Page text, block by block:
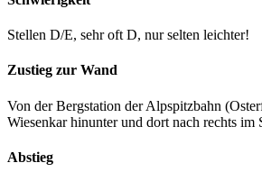
Stellen D/E, sehr oft D, nur selten leichter!
Zustieg zur Wand
Von der Bergstation der Alpspitzbahn
Wiesenkar hinunter und dort nach rechts
Abstieg